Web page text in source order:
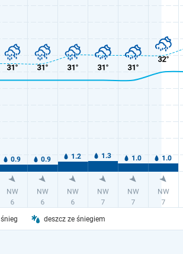
śnieg deszcz ze śniegiem